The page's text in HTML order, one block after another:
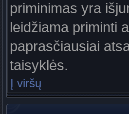
priminimas yra
leidžiama priminti
paprasčiausiai
taisyklės.
Į viršų